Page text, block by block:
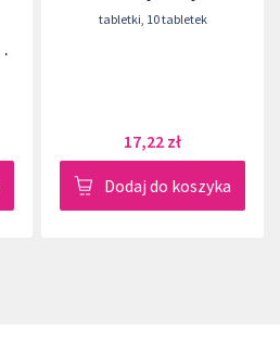
tabletki, 10 tabletek
17,22 zł
Dodaj do koszyka